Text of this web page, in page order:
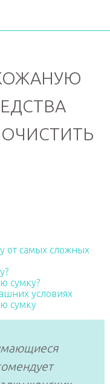
от самых сложных
сумку?
условиях
сумку